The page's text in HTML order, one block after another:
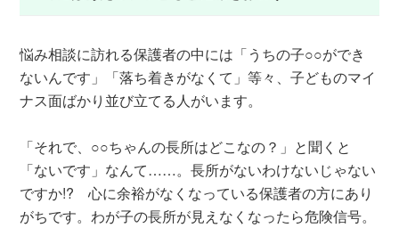
悩み相談に訪れる保護者の中には「うちの子○○ができ
ないんです」「落ち着きがなくて」等々、子どものマイ
ナス面ばかり並び立てる人がいます。
「それで、○○ちゃんの長所はどこなの？」と聞くと
「ないです」なんて……。長所がないわけないじゃない
ですか!? 心に余裕がなくなっている保護者の方にあり
がちです。わが子の長所が見えなくなったら危険信号。